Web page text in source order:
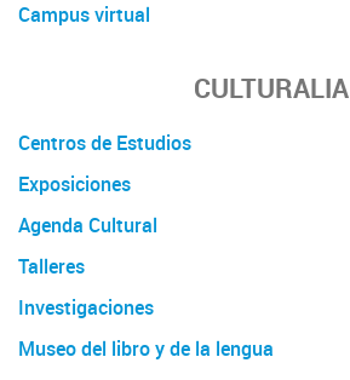
Campus virtual
CULTURALIA
Centros de Estudios
Exposiciones
Agenda Cultural
Talleres
Investigaciones
Museo del libro y de la lengua